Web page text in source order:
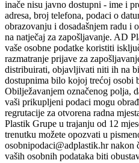
inače nisu javno dostupni - ime i
adresa, broj telefona, podaci o
obrazovanju i dosadašnjem radu i
na natječaj za zapošljavanje. AD
vaše osobne podatke koristiti
razmatranje prijave za
distribuirati, objavljivati niti ih na
dostupnima bilo kojoj trećoj osobi
Obilježavanjem označenog polja,
vaši prikupljeni podaci mogu
regrutacije za otvorena radna
Plastik Grupe u trajanju od 12
trenutku možete opozvati u
osobnipodaci@adplastik.hr nakon
vaših osobnih podataka biti